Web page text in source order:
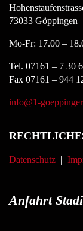
73033 Göppingen
Mo-Fr: 17.00 –
Tel. 07161 – 7 30
Fax 07161 – 944
info@1-
Datenschutz |
Anfahrt